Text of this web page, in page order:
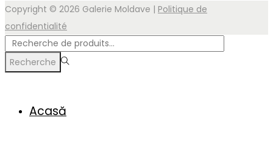
Copyright © 2026 Galerie Moldave | Politique de
confidentialité
Rechercher
pour :>
Recherche
Acasă